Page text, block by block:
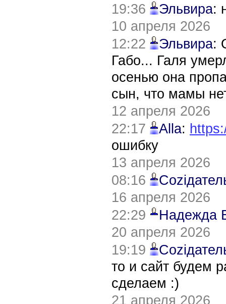
19:36 Эльвира:
10 апреля 2026
12:22
Эльвира:
Габо... Галя
осенью она
сын, что мамы
12 апреля 2026
22:17
Alla:
ошибку
13 апреля 2026
08:16
16 апреля 2026
22:29
Надежда
20 апреля 2026
19:19
то и сайт будем
сделаем :)
21 апреля 2026